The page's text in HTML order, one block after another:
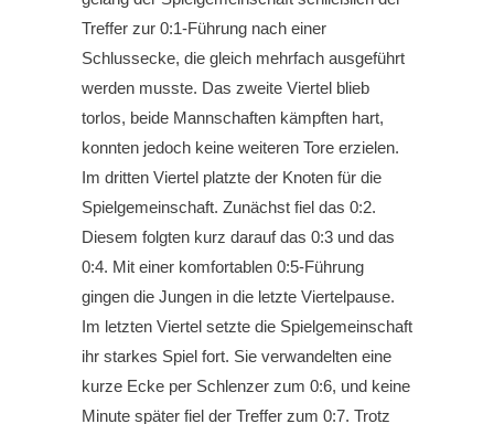
Treffer zur 0:1-Führung nach einer
Schlussecke, die gleich mehrfach ausgeführt
werden musste. Das zweite Viertel blieb
torlos, beide Mannschaften kämpften hart,
konnten jedoch keine weiteren Tore erzielen.
Im dritten Viertel platzte der Knoten für die
Spielgemeinschaft. Zunächst fiel das 0:2.
Diesem folgten kurz darauf das 0:3 und das
0:4. Mit einer komfortablen 0:5-Führung
gingen die Jungen in die letzte Viertelpause.
Im letzten Viertel setzte die Spielgemeinschaft
ihr starkes Spiel fort. Sie verwandelten eine
kurze Ecke per Schlenzer zum 0:6, und keine
Minute später fiel der Treffer zum 0:7. Trotz